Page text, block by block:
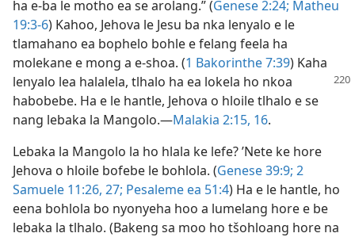
ha e-ba le motho ea se arolang.” (Genese 2:24; Matheu
19:3-6) Kahoo, Jehova le Jesu ba nka lenyalo e le
tlamahano ea bophelo bohle e felang feela ha
molekane e mong a e-shoa. (1 Bakorinthe 7:39) Kaha
lenyalo lea halalela, tlhalo ha ea lokela ho nkoa
habobebe. Ha e le hantle, Jehova o hloile tlhalo e se
nang lebaka la Mangolo.—Malakia 2:15, 16.
Lebaka la Mangolo la ho hlala ke lefe? ’Nete ke hore
Jehova o hloile bofebe le bohlola. (Genese 39:9; 2
Samuele 11:26, 27; Pesaleme ea 51:4) Ha e le hantle, ho
eena bohlola bo nyonyeha hoo a lumelang hore e be
lebaka la tlhalo. (Bakeng sa moo ho tšohloang hore na